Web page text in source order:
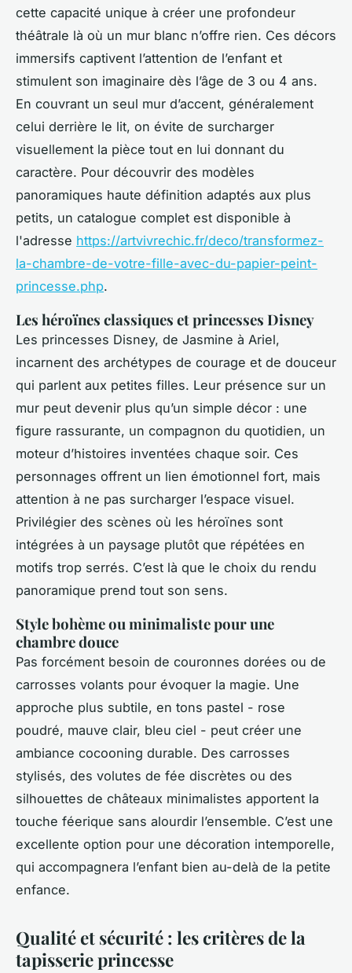
cette capacité unique à créer une profondeur
théâtrale là où un mur blanc n’offre rien. Ces décors
immersifs captivent l’attention de l’enfant et
stimulent son imaginaire dès l’âge de 3 ou 4 ans.
En couvrant un seul mur d’accent, généralement
celui derrière le lit, on évite de surcharger
visuellement la pièce tout en lui donnant du
caractère. Pour découvrir des modèles
panoramiques haute définition adaptés aux plus
petits, un catalogue complet est disponible à
l'adresse https://artvivrechic.fr/deco/transformez-
la-chambre-de-votre-fille-avec-du-papier-peint-
princesse.php.
Les héroïnes classiques et princesses Disney
Les princesses Disney, de Jasmine à Ariel,
incarnent des archétypes de courage et de douceur
qui parlent aux petites filles. Leur présence sur un
mur peut devenir plus qu’un simple décor : une
figure rassurante, un compagnon du quotidien, un
moteur d’histoires inventées chaque soir. Ces
personnages offrent un lien émotionnel fort, mais
attention à ne pas surcharger l’espace visuel.
Privilégier des scènes où les héroïnes sont
intégrées à un paysage plutôt que répétées en
motifs trop serrés. C’est là que le choix du rendu
panoramique prend tout son sens.
Style bohème ou minimaliste pour une
chambre douce
Pas forcément besoin de couronnes dorées ou de
carrosses volants pour évoquer la magie. Une
approche plus subtile, en tons pastel - rose
poudré, mauve clair, bleu ciel - peut créer une
ambiance cocooning durable. Des carrosses
stylisés, des volutes de fée discrètes ou des
silhouettes de châteaux minimalistes apportent la
touche féerique sans alourdir l’ensemble. C’est une
excellente option pour une décoration intemporelle,
qui accompagnera l’enfant bien au-delà de la petite
enfance.
Qualité et sécurité : les critères de la
tapisserie princesse